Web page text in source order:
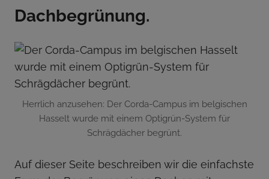
Dachbegrünung.
Herrlich anzusehen: Der Corda-Campus im belgischen
Hasselt wurde mit einem Optigrün-System für
Schrägdächer begrünt.
Auf dieser Seite beschreiben wir die einfachste